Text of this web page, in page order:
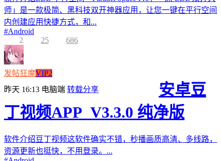
师」是一款极简、黑科技双开神器应用，让您一键在平行空间
内创建应用快捷方式，和...
#Android
2
25 686
发帖狂魔VIP2
昨天 16:13 电脑端 转载分享
安卓豆
丁视频APP_V3.3.0 纯净版
软件介绍豆丁视频这软件确实不错，秒播画质高清、多线路，
资源更新也挺快，不用登录。...